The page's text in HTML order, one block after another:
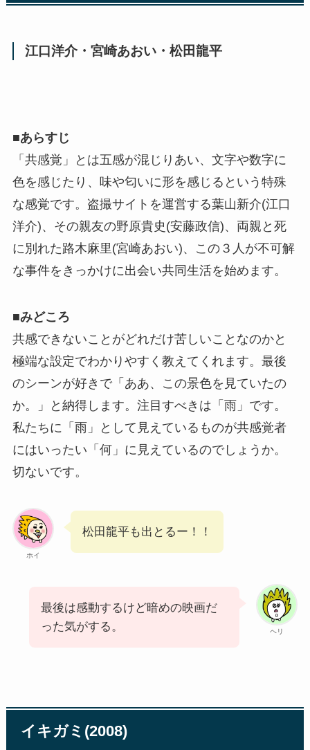
江口洋介・宮崎あおい・松田龍平
■あらすじ
「共感覚」とは五感が混じりあい、文字や数字に
色を感じたり、味や匂いに形を感じるという特殊
な感覚です。盗撮サイトを運営する葉山新介(江口
洋介)、その親友の野原貴史(安藤政信)、両親と死
に別れた路木麻里(宮崎あおい)、この３人が不可解
な事件をきっかけに出会い共同生活を始めます。
■みどころ
共感できないことがどれだけ苦しいことなのかと
極端な設定でわかりやすく教えてくれます。最後
のシーンが好きで「ああ、この景色を見ていたの
か。」と納得します。注目すべきは「雨」です。
私たちに「雨」として見えているものが共感覚者
にはいったい「何」に見えているのでしょうか。
切ないです。
ホイ
松田龍平も出とるー！！
ヘリ
最後は感動するけど暗めの映画だ
った気がする。
イキガミ(2008)